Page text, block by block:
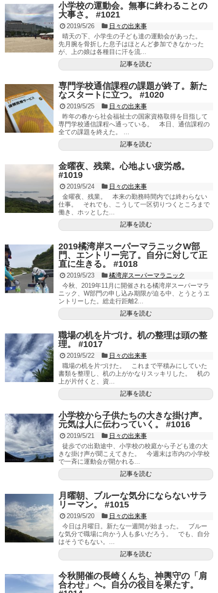
小学校の運動会。無事に終わることの
大事さ。 #1021
2019/5/26
日々の出来事
晴天の下、小学生の子ども達の運動会があった。
先月腕を骨折した息子はほとんど参加できなかった
が、上の娘は各種目に汗を流...
記事を読む
専門学校通信課程の課題が終了。新た
なスタートに立つ。 #1020
2019/5/25
日々の出来事
昨年の春から社会福祉士の国家資格取得を目指して
専門学校通信課程へ通っている。 本日、通信課程の
全ての課題を終えた。 ...
記事を読む
金曜夜、残業。心地よい疲労感。
#1019
2019/5/24
日々の出来事
金曜夜、残業。 本来の勤務時間内では終わらない
仕事。 それでも、こうして一区切りつくところまで
働き、ホッとした...
記事を読む
2019橘湾岸スーパーマラニックW部
門、エントリー完了。自分に対して正
直に生きる。 #1018
2019/5/23
橘湾岸スーパーマラニック
今秋、2019年11月に開催される橘湾岸スーパーマラ
ニック、W部門の申し込み期限が迫る中、とうとうエ
ントリーした。総走行距離2...
記事を読む
職場の机を片づけ。机の整理は頭の整
理。 #1017
2019/5/22
日々の出来事
職場の机を片づけた。 これまで平積みにしていた
書類を整理し、机の上がかなりスッキリした。 机の
上が片付くと、資...
記事を読む
小学校から子供たちの大きな掛け声。
元気は人に伝わっていく。 #1016
2019/5/21
日々の出来事
徒歩での出勤途中、小学校の校庭から子ども達の大
きな掛け声が聞こえてきた。 今週末は市内の小学校
で一斉に運動会が開かれる...
記事を読む
月曜朝、ブルーな気分にならないサラ
リーマン。 #1015
2019/5/20
日々の出来事
今日は月曜日。新たな一週間が始まった。 ブルー
な気分で職場に向かう人も多いだろう。 でも、自分
はそうでもない。...
記事を読む
今秋開催の長崎くんち、神輿守の「肩
合わせ」へ。自分の役目を果たす。